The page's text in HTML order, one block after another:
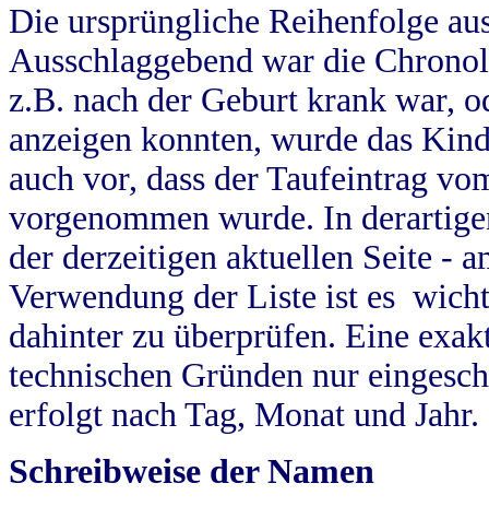
Die ursprüngliche Reihenfolge
Ausschlaggebend war die
z.B. nach der Geburt krank war,
anzeigen konnten, wurde das
auch vor, dass der Taufeintrag
vorgenommen wurde. In
der derzeitigen aktuellen Seite -
Verwendung der Liste ist es
dahinter zu überprüfen. Eine
technischen Gründen nur
erfolgt nach Tag, Monat und Jahr.
Schreibweise der Namen